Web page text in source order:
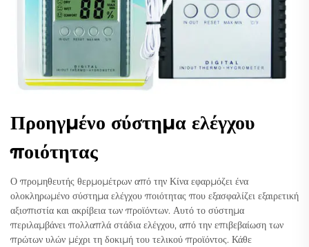
Προηγμένο σύστημα ελέγχου
ποιότητας
Ο προμηθευτής θερμομέτρων από την Κίνα εφαρμόζει ένα
ολοκληρωμένο σύστημα ελέγχου ποιότητας που εξασφαλίζει εξαιρετική
αξιοπιστία και ακρίβεια των προϊόντων. Αυτό το σύστημα
περιλαμβάνει πολλαπλά στάδια ελέγχου, από την επιβεβαίωση των
πρώτων υλών μέχρι τη δοκιμή του τελικού προϊόντος. Κάθε